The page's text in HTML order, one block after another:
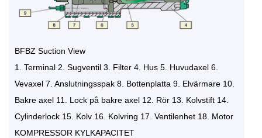
BFBZ Suction View
1. Terminal 2. Sugventil 3. Filter 4. Hus 5. Huvudaxel 6.
Vevaxel 7. Anslutningsspak 8. Bottenplatta 9. Elvärmare 10.
Bakre axel 11. Lock på bakre axel 12. Rör 13. Kolvstift 14.
Cylinderlock 15. Kolv 16. Kolvring 17. Ventilenhet 18. Motor
KOMPRESSOR KYLKAPACITET